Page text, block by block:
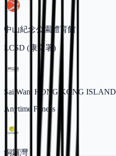
中山紀念公園體育館
LCSD (康文署)
Sai Wan, HONG KONG ISLAND
Anytime Fitness
銅鑼灣